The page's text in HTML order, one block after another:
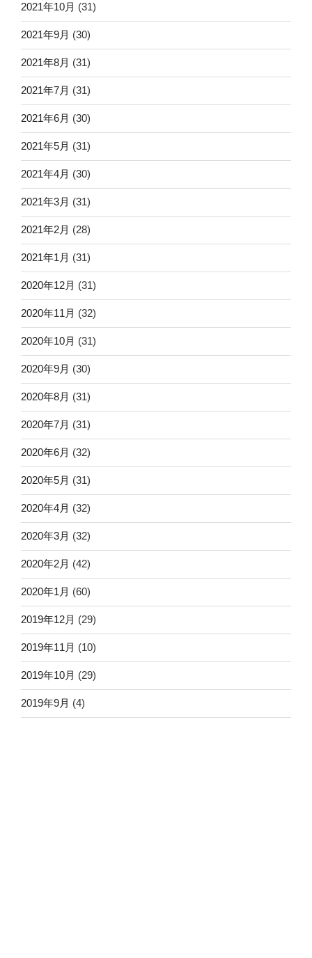
2021年10月 (31)
2021年9月 (30)
2021年8月 (31)
2021年7月 (31)
2021年6月 (30)
2021年5月 (31)
2021年4月 (30)
2021年3月 (31)
2021年2月 (28)
2021年1月 (31)
2020年12月 (31)
2020年11月 (32)
2020年10月 (31)
2020年9月 (30)
2020年8月 (31)
2020年7月 (31)
2020年6月 (32)
2020年5月 (31)
2020年4月 (32)
2020年3月 (32)
2020年2月 (42)
2020年1月 (60)
2019年12月 (29)
2019年11月 (10)
2019年10月 (29)
2019年9月 (4)